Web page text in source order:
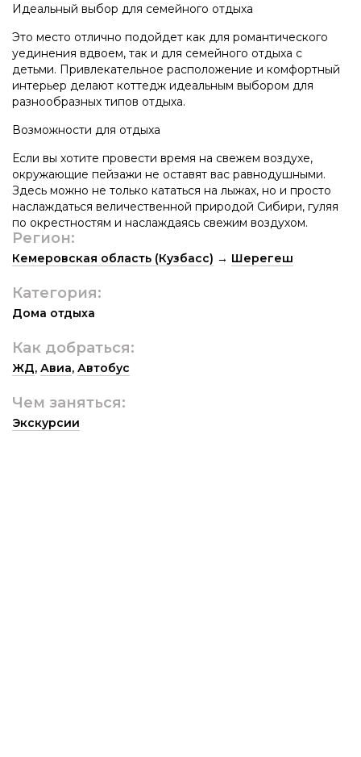
Идеальный выбор для семейного отдыха
Это место отлично подойдет как для романтического
уединения вдвоем, так и для семейного отдыха с
детьми. Привлекательное расположение и комфортный
интерьер делают коттедж идеальным выбором для
разнообразных типов отдыха.
Возможности для отдыха
Если вы хотите провести время на свежем воздухе,
окружающие пейзажи не оставят вас равнодушными.
Здесь можно не только кататься на лыжах, но и просто
наслаждаться величественной природой Сибири, гуляя
по окрестностям и наслаждаясь свежим воздухом.
Регион:
Кемеровская область (Кузбасс) → Шерегеш
Категория:
Дома отдыха
Как добраться:
ЖД, Авиа, Автобус
Чем заняться:
Экскурсии